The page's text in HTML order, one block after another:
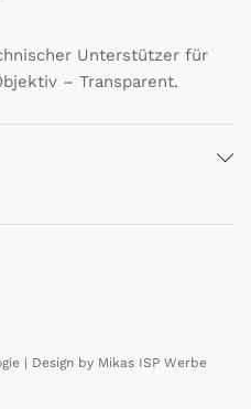
Unterstützer für
– Transparent.
| Design by Mikas ISP Werbe